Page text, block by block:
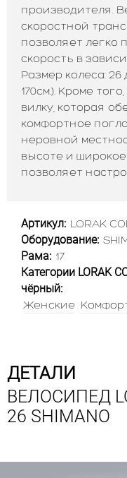
производителя.
скоростной
позволяет легко
скорость в
Размер колеса: 26
170см.). Кроме
вилку, которая
комфортное
неровной
высоте и
позволяет
Артикул: LORAK
Оборудование:
Рама: 17
Категории LORAK
чёрный:
Женские
ДЕТАЛИ
ВЕЛОСИПЕД
26 SHIMANO